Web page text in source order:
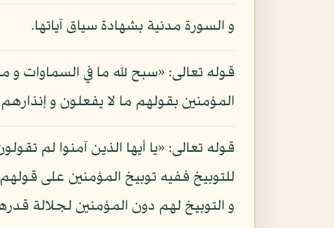
و السورة مدنية بشهادة سياق آياتها.
قوله تعالى: «سبح لله ما في السماوات و
المؤمنين بقولهم ما لا يفعلون و
قوله تعالى: «يا أيها الذين آمنوا لم
للتوبيخ ففيه توبيخ المؤمنين على
و التوبيخ لهم دون المؤمنين لجلالة